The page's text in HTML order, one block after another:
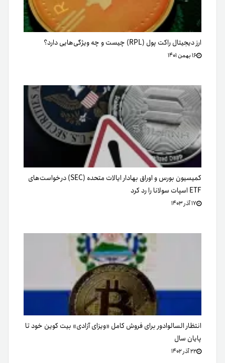
ارز دیجیتال راکت پول (RPL) چیست و چه ویژگی‌هایی دارد؟
۱۶ بهمن ۱۴۰۱
کمیسیون بورس و اوراق بهادار ایالات متحده (SEC) درخواست‌های
ETF اسپات سولانا را رد کرد
۱۷ آذر ۱۴۰۳
انتظار السالوادور برای فروش کامل «ویزای آزادی» بیت کوین خود تا
پایان سال
۲۲ آذر ۱۴۰۲